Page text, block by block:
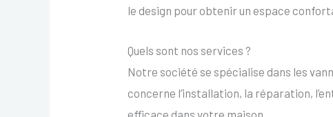
le design pour obtenir un espace
Quels sont nos services ?
Notre société se spécialise dans les
concerne l’installation, la réparation,
efficace dans votre maison.